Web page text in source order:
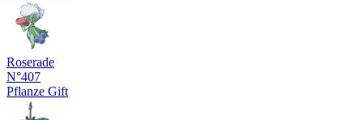
Roserade
N°407
Pflanze Gift